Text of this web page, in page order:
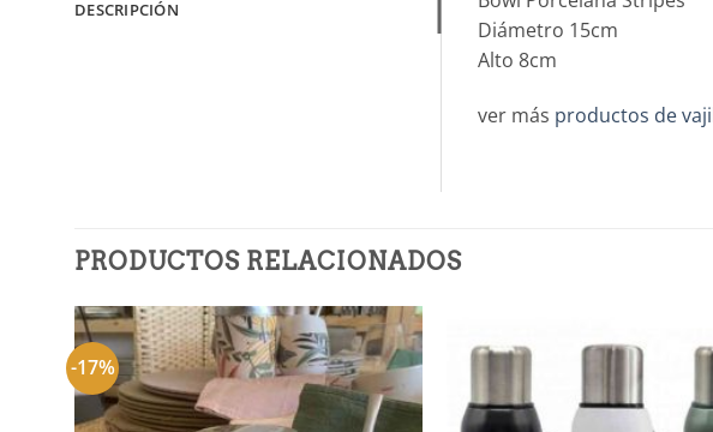
DESCRIPCIÓN
Diámetro 15cm
Alto 8cm
ver más productos de
PRODUCTOS RELACIONADOS
-17%
Añadir
a la
lista de
deseos